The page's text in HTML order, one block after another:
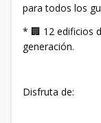
para todos los
* 🏢 12 edificios
generación.
Disfruta de: